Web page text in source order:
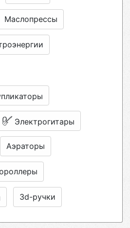
Маслопрессы
Электрогитары
Аэраторы
3d-ручки